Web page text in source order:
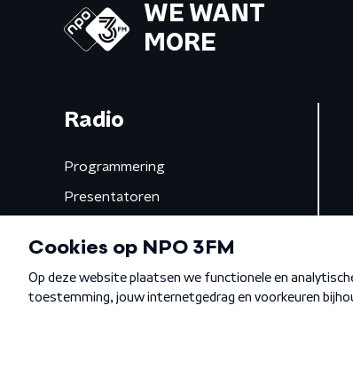
WE WANT
MORE
Radio
Programmering
Presentatoren
Gemist
Algemene voorwaarden Privacybeleid